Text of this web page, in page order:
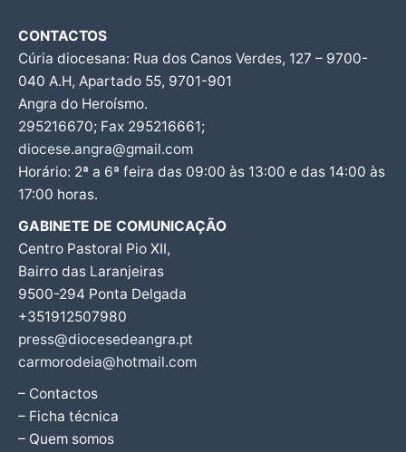
CONTACTOS
Cúria diocesana: Rua dos Canos Verdes, 127 – 9700-
040 A.H, Apartado 55, 9701-901
Angra do Heroísmo.
295216670; Fax 295216661;
diocese.angra@gmail.com
Horário: 2ª a 6ª feira das 09:00 às 13:00 e das 14:00 às
17:00 horas.
GABINETE DE COMUNICAÇÃO
Centro Pastoral Pio XII,
Bairro das Laranjeiras
9500-294 Ponta Delgada
+351912507980
press@diocesedeangra.pt
carmorodeia@hotmail.com
– Contactos
– Ficha técnica
– Quem somos